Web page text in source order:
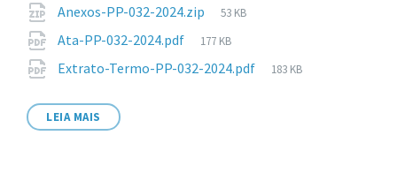
arquivo:
Anexos-PP-032-2024.zip
Tamanho
arquivo:
53 KB
Ata-PP-032-2024.pdf
Tamanho
arquivo:
177 KB
Extrato-Termo-PP-032-2024.pdf
Tamanho
183 KB
LEIA MAIS